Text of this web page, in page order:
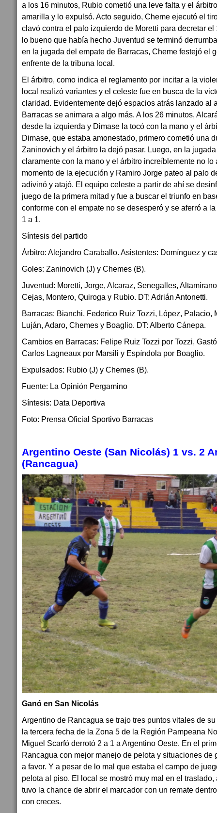
a los 16 minutos, Rubio cometió una leve falta y el
amarilla y lo expulsó. Acto seguido, Cheme ejecutó el
clavó contra el palo izquierdo de Moretti para decretar
lo bueno que había hecho Juventud se terminó
en la jugada del empate de Barracas, Cheme festejó el
enfrente de la tribuna local.
El árbitro, como indica el reglamento por incitar a la
local realizó variantes y el celeste fue en busca de la
claridad. Evidentemente dejó espacios atrás lanzado al
Barracas se animara a algo más. A los 26 minutos,
desde la izquierda y Dimase la tocó con la mano y el
Dimase, que estaba amonestado, primero cometió una
Zaninovich y el árbitro la dejó pasar. Luego, en la
claramente con la mano y el árbitro increíblemente no lo
momento de la ejecución y Ramiro Jorge pateo al palo
adivinó y atajó. El equipo celeste a partir de ahí se
juego de la primera mitad y fue a buscar el triunfo en
conforme con el empate no se desesperó y se aferró a
1 a 1.
Síntesis del partido
Árbitro: Alejandro Caraballo. Asistentes: Domínguez y
Goles: Zaninovich (J) y Chemes (B).
Juventud: Moretti, Jorge, Alcaraz, Senegalles,
Cejas, Montero, Quiroga y Rubio. DT: Adrián Antonetti.
Barracas: Bianchi, Federico Ruiz Tozzi, López, Palacio,
Luján, Adaro, Chemes y Boaglio. DT: Alberto Cánepa.
Cambios en Barracas: Felipe Ruiz Tozzi por Tozzi,
Carlos Lagneaux por Marsili y Espíndola por Boaglio.
Expulsados: Rubio (J) y Chemes (B).
Fuente: La Opinión Pergamino
Síntesis: Data Deportiva
Foto: Prensa Oficial Sportivo Barracas
Argentino Oeste (San Nicolás) 1 vs. 2
(Rancagua)
Ganó en San Nicolás
Argentino de Rancagua se trajo tres puntos vitales de
la tercera fecha de la Zona 5 de la Región Pampeana
Miguel Scarfó derrotó 2 a 1 a Argentino Oeste. En el
Rancagua con mejor manejo de pelota y situaciones de
a favor. Y a pesar de lo mal que estaba el campo de
pelota al piso. El local se mostró muy mal en el
tuvo la chance de abrir el marcador con un remate
con creces.